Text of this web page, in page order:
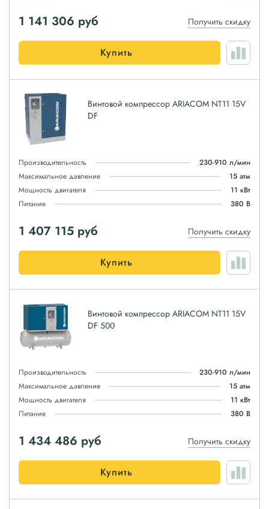
1 141 306 руб Получить скидку
Купить
Винтовой компрессор ARIACOM NT11 15V
DF
Производительность
230-910 л/мин
Максимальное давление
15 атм
Мощность двигателя
11 кВт
Питание
380 В
1 407 115 руб Получить скидку
Купить
Винтовой компрессор ARIACOM NT11 15V
DF 500
Производительность
230-910 л/мин
Максимальное давление
15 атм
Мощность двигателя
11 кВт
Питание
380 В
1 434 486 руб Получить скидку
Купить